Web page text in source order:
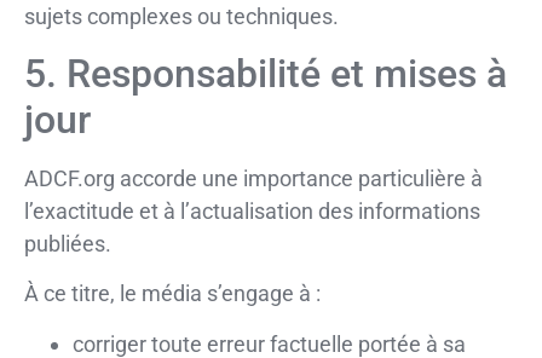
sujets complexes ou techniques.
5. Responsabilité et mises à
jour
ADCF.org accorde une importance particulière à
l’exactitude et à l’actualisation des informations
publiées.
À ce titre, le média s’engage à :
corriger toute erreur factuelle portée à sa